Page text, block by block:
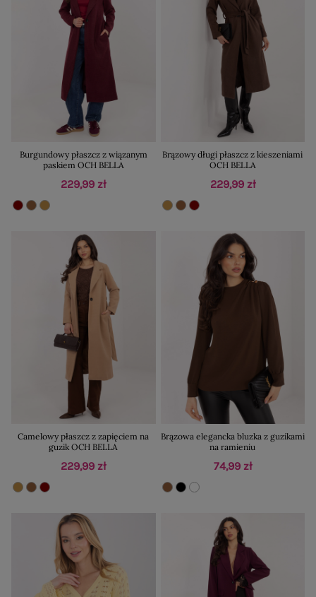
Burgundowy płaszcz z wiązanym
paskiem OCH BELLA
229,99 zł
Brązowy długi płaszcz z kieszeniami
OCH BELLA
229,99 zł
Camelowy płaszcz z zapięciem na
guzik OCH BELLA
229,99 zł
Brązowa elegancka bluzka z guzikami
na ramieniu
74,99 zł